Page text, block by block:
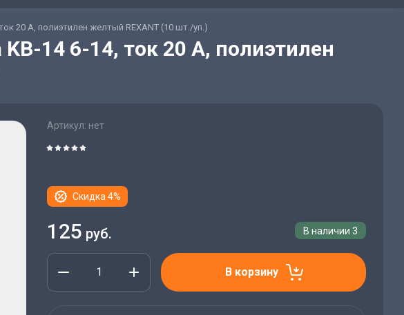
20 A, полиэтилен желтый REXANT (10 шт./уп.)
14 6-14, ток 20 A, полиэтилен
Артикул: нет
Скидка 4%
В наличии 3
125 руб.
В корзину